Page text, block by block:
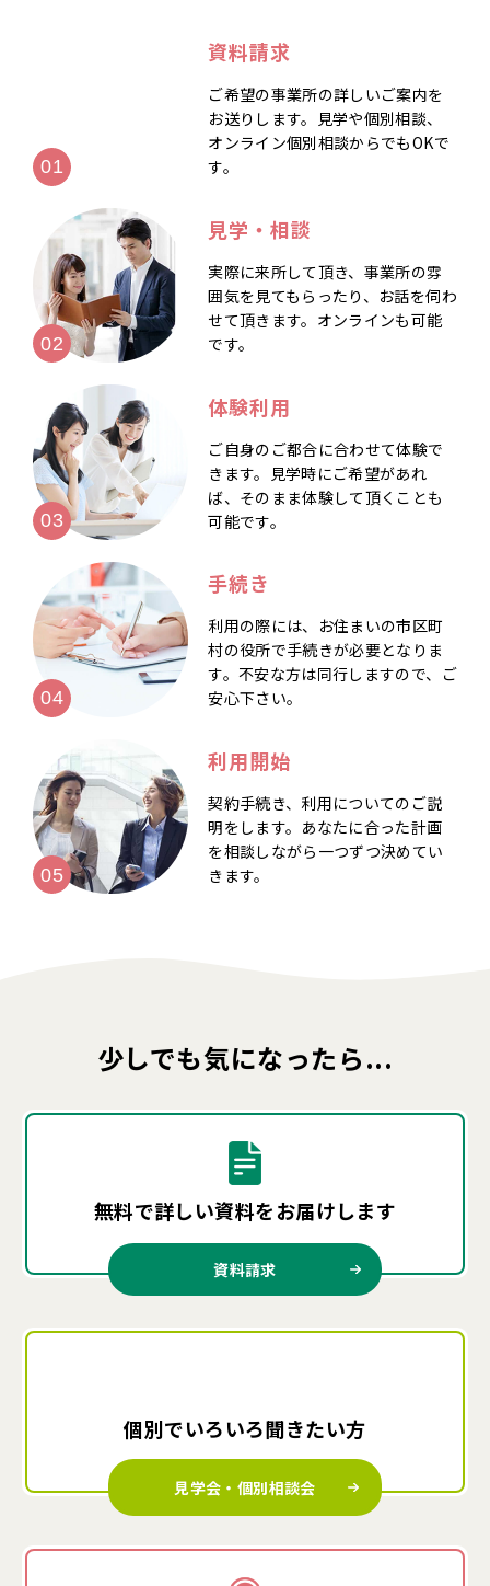
資料請求
ご希望の事業所の詳しいご案内を
お送りします。見学や個別相談、
オンライン個別相談からでもOKで
す。
見学・相談
実際に来所して頂き、事業所の雰
囲気を見てもらったり、お話を伺わ
せて頂きます。オンラインも可能
です。
体験利用
ご自身のご都合に合わせて体験で
きます。見学時にご希望があれ
ば、そのまま体験して頂くことも
可能です。
手続き
利用の際には、お住まいの市区町
村の役所で手続きが必要となりま
す。不安な方は同行しますので、ご
安心下さい。
利用開始
契約手続き、利用についてのご説
明をします。あなたに合った計画
を相談しながら一つずつ決めてい
きます。
少しでも気になったら...
無料で詳しい資料をお届けします
資料請求
個別でいろいろ聞きたい方
見学会・個別相談会